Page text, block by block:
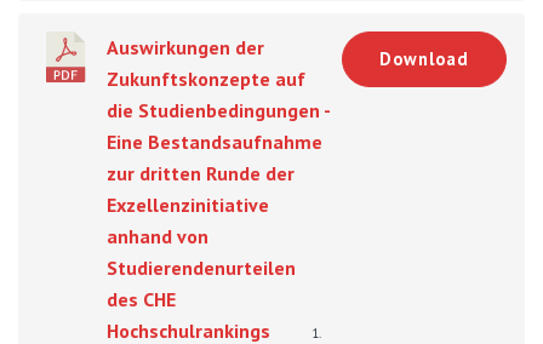
Auswirkungen der
Zukunftskonzepte auf
die Studienbedingungen -
Eine Bestandsaufnahme
zur dritten Runde der
Exzellenzinitiative
anhand von
Studierendenurteilen
des CHE
Hochschulrankings
1.
Download